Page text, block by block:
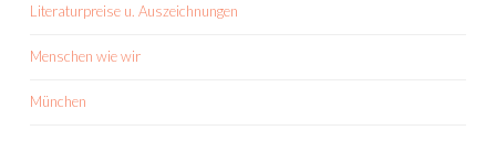
Literaturpreise u. Auszeichnungen
Menschen wie wir
München